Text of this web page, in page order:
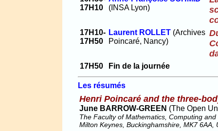
17H10
(INSA Lyon)
17H10-
17H50
Laurent ROLLET (Archives
Poincaré, Nancy)
17H50 Fin de la journée
Les résumés
Henri Poincaré and the three-
June BARROW-GREEN (The Open
The Faculty of Mathematics, Computing
Milton Keynes, Buckinghamshire, MK7 6AA,